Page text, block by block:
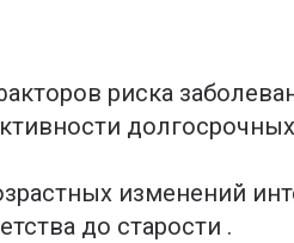
риска
долгосрочных
изменений
до старости .